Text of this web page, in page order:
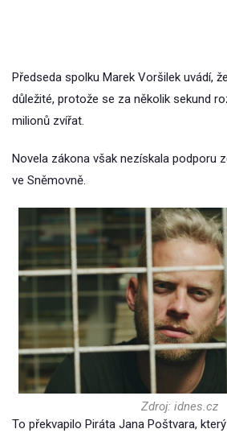
Předseda spolku Marek Voršilek uvádí,
důležité, protože se za několik sekund
milionů zvířat.
Novela zákona však nezískala podporu
ve Sněmovně.
Zdroj: idnes.cz
To překvapilo Piráta Jana Poštvara,